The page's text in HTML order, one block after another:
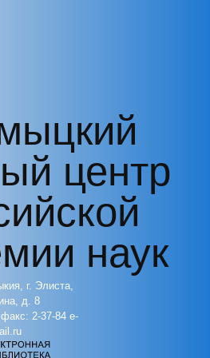
центр
наук
г. Элиста,
д. 8
2-37-84 e-